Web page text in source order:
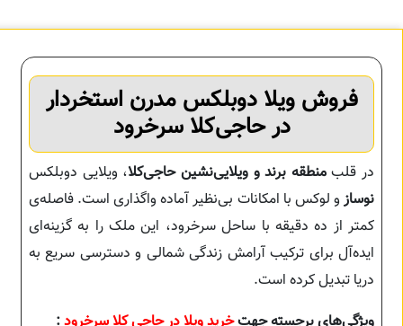
فروش ویلا دوبلکس مدرن استخردار
در حاجی‌کلا سرخرود
در قلبمنطقه برند و ویلایی‌نشین حاجی‌کلا، ویلایی دوبلکس
نوساز و لوکس با امکانات بی‌نظیر آماده واگذاری است. فاصله‌ی
کمتر از ده دقیقه با ساحل سرخرود، این ملک را به گزینه‌ای
ایده‌آل برای ترکیب آرامش زندگی شمالی و دسترسی سریع به
دریا تبدیل کرده است.